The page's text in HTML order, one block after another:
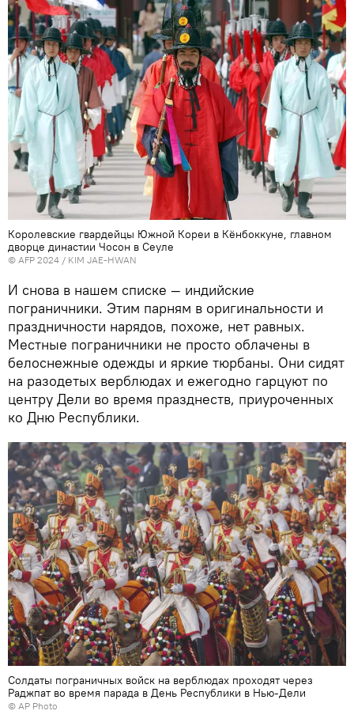
Королевские гвардейцы Южной Кореи в Кёнбоккуне, главном
дворце династии Чосон в Сеуле
© AFP 2024 / KIM JAE-HWAN
И снова в нашем списке — индийские
пограничники. Этим парням в оригинальности и
праздничности нарядов, похоже, нет равных.
Местные пограничники не просто облачены в
белоснежные одежды и яркие тюрбаны. Они сидят
на разодетых верблюдах и ежегодно гарцуют по
центру Дели во время празднеств, приуроченных
ко Дню Республики.
Солдаты пограничных войск на верблюдах проходят через
Раджпат во время парада в День Республики в Нью-Дели
© AP Photo